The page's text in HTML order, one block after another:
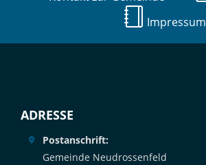
Impressum
ADRESSE
Postanschrift:
Gemeinde Neudrossenfeld